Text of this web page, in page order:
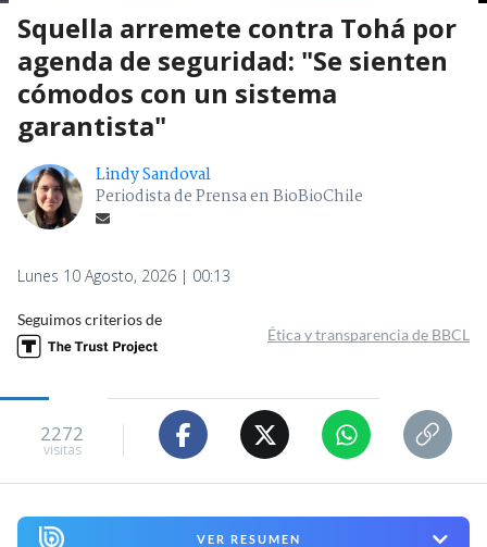
Squella arremete contra Tohá por
agenda de seguridad: "Se sienten
cómodos con un sistema
garantista"
Lindy Sandoval
Periodista de Prensa en BioBioChile
Lunes 10 Agosto, 2026 | 00:13
Seguimos criterios de
Ética y transparencia de BBCL
2272
visitas
VER RESUMEN